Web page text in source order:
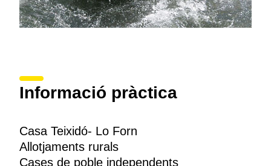
Informació pràctica
Casa Teixidó- Lo Forn
Allotjaments rurals
Cases de poble independents